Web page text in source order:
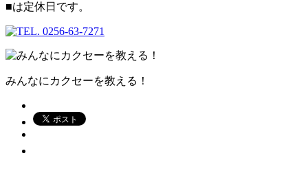
■は定休日です。
みんなにカクセーを教える！